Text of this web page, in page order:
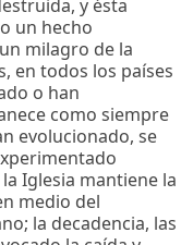
y ésta
un hecho
milagro de la
en todos los países
o han
como siempre
evolucionado, se
Iglesia mantiene la
medio del
la decadencia, las